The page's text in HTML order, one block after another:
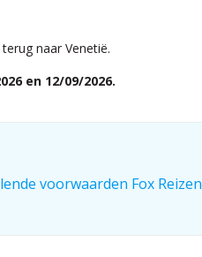
naar Venetië.
en 12/09/2026.
voorwaarden Fox Reizen